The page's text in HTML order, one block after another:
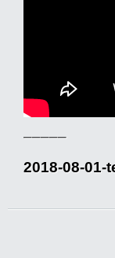
–––––
2018-08-01-